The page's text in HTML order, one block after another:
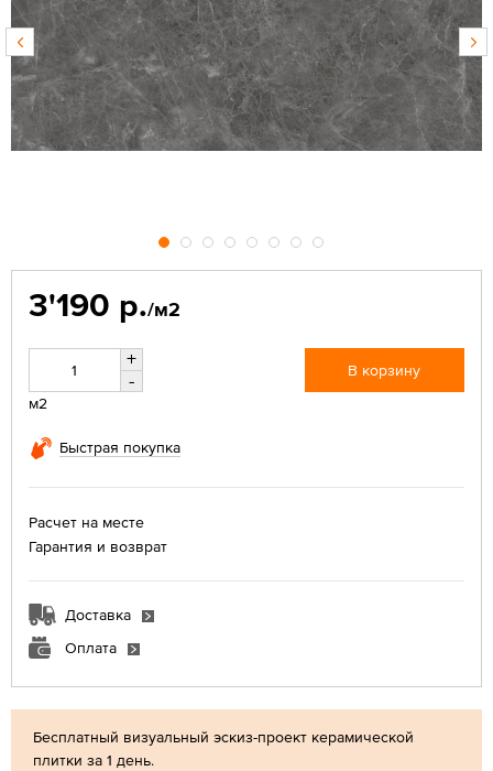
Бесплатный визуальный эскиз-проект керамической
плитки за 1 день.
3'190 р./м2
+
-
м2
В корзину
Быстрая покупка
Расчет на месте
Гарантия и возврат
Доставка
Оплата